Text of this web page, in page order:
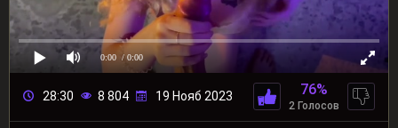
0:00 / 0:00
28:30 8 804 19 Нояб 2023 76%
2 Голосов